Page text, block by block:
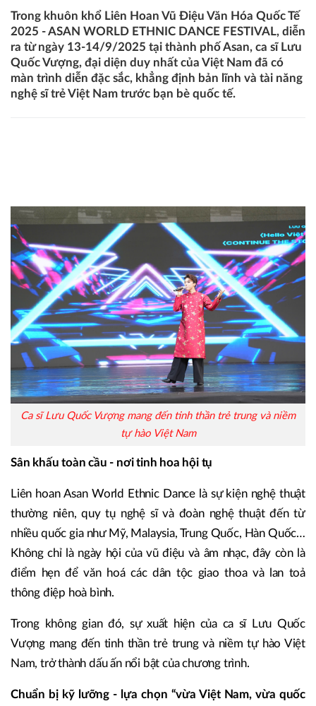
Trong khuôn khổ Liên Hoan Vũ Điệu Văn Hóa Quốc Tế
2025 - ASAN WORLD ETHNIC DANCE FESTIVAL, diễn
ra từ ngày 13-14/9/2025 tại thành phố Asan, ca sĩ Lưu
Quốc Vượng, đại diện duy nhất của Việt Nam đã có
màn trình diễn đặc sắc, khẳng định bản lĩnh và tài năng
nghệ sĩ trẻ Việt Nam trước bạn bè quốc tế.
Ca sĩ Lưu Quốc Vượng mang đến tinh thần trẻ trung và niềm
tự hào Việt Nam
Sân khấu toàn cầu - nơi tinh hoa hội tụ
Liên hoan Asan World Ethnic Dance là sự kiện nghệ thuật
thường niên, quy tụ nghệ sĩ và đoàn nghệ thuật đến từ
nhiều quốc gia như Mỹ, Malaysia, Trung Quốc, Hàn Quốc…
Không chỉ là ngày hội của vũ điệu và âm nhạc, đây còn là
điểm hẹn để văn hoá các dân tộc giao thoa và lan toả
thông điệp hoà bình.
Trong không gian đó, sự xuất hiện của ca sĩ Lưu Quốc
Vượng mang đến tinh thần trẻ trung và niềm tự hào Việt
Nam, trở thành dấu ấn nổi bật của chương trình.
Chuẩn bị kỹ lưỡng - lựa chọn “vừa Việt Nam, vừa quốc